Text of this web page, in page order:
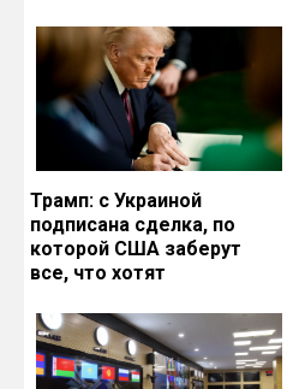
Трамп: с Украиной
подписана сделка, по
которой США заберут
все, что хотят